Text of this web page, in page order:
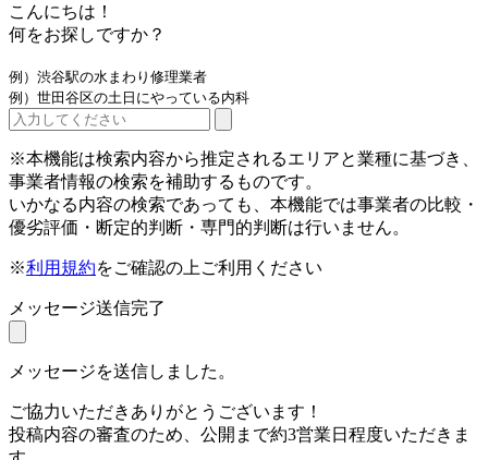
こんにちは！
何をお探しですか？
例）渋谷駅の水まわり修理業者
例）世田谷区の土日にやっている内科
※本機能は検索内容から推定されるエリアと業種に基づき、
事業者情報の検索を補助するものです。
いかなる内容の検索であっても、本機能では事業者の比較・
優劣評価・断定的判断・専門的判断は行いません。
※利用規約をご確認の上ご利用ください
メッセージ送信完了
メッセージを送信しました。
ご協力いただきありがとうございます！
投稿内容の審査のため、公開まで約3営業日程度いただきま